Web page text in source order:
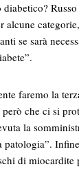
alcune
se sarà
faremo la
che ci si
la
patologia”.
di miocardite